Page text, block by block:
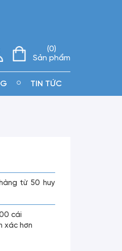
0
Sản phẩm
TIN TỨC
từ 50 huy
cái
xác hơn